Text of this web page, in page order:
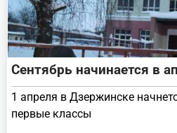
Сентябрь начинается в
1 апреля в Дзержинске
первые классы